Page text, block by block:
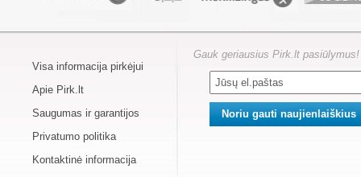
Visa informacija pirkėjui
Apie Pirk.lt
Saugumas ir garantijos
Privatumo politika
Kontaktinė informacija
Gauk geriausius Pirk.lt pasiūlymus!